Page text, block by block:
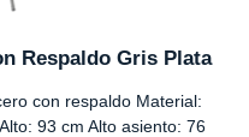
Respaldo Gris Plata
con respaldo Material:
93 cm Alto asiento: 76